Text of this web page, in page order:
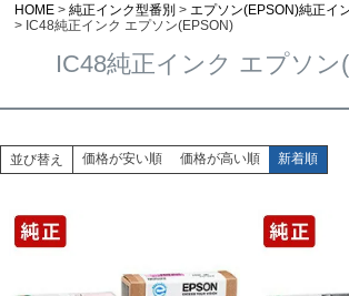
HOME 純正インク型番別
エプソン(EPSON)純正イ
IC48純正インク エプソン(EPSON)
IC48純正インク エプソン
並び替え 価格が安い順 価格が高い順 新着順